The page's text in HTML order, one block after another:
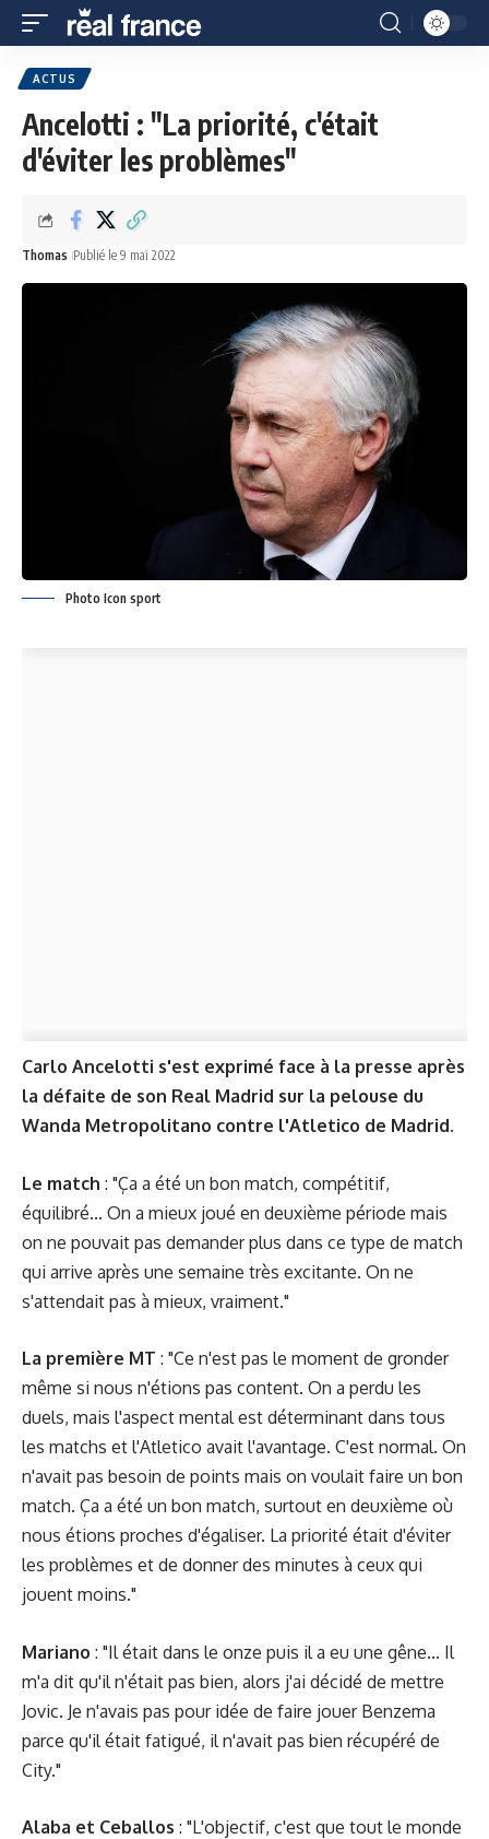
ACTUS
Ancelotti : "La priorité, c'était
d'éviter les problèmes"
Thomas Publié le 9 mai 2022
Photo Icon sport
Carlo Ancelotti s'est exprimé face à la presse après
la défaite de son Real Madrid sur la pelouse du
Wanda Metropolitano contre l'Atletico de Madrid.
Le match : "Ça a été un bon match, compétitif,
équilibré... On a mieux joué en deuxième période mais
on ne pouvait pas demander plus dans ce type de match
qui arrive après une semaine très excitante. On ne
s'attendait pas à mieux, vraiment."
La première MT : "Ce n'est pas le moment de gronder
même si nous n'étions pas content. On a perdu les
duels, mais l'aspect mental est déterminant dans tous
les matchs et l'Atletico avait l'avantage. C'est normal. On
n'avait pas besoin de points mais on voulait faire un bon
match. Ça a été un bon match, surtout en deuxième où
nous étions proches d'égaliser. La priorité était d'éviter
les problèmes et de donner des minutes à ceux qui
jouent moins."
Mariano : "Il était dans le onze puis il a eu une gêne... Il
m'a dit qu'il n'était pas bien, alors j'ai décidé de mettre
Jovic. Je n'avais pas pour idée de faire jouer Benzema
parce qu'il était fatigué, il n'avait pas bien récupéré de
City."
Alaba et Ceballos : "L'objectif, c'est que tout le monde